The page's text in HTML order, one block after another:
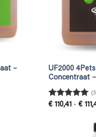
–
UF2000
Concentraat
Gewaardeerd
€110,41 - €